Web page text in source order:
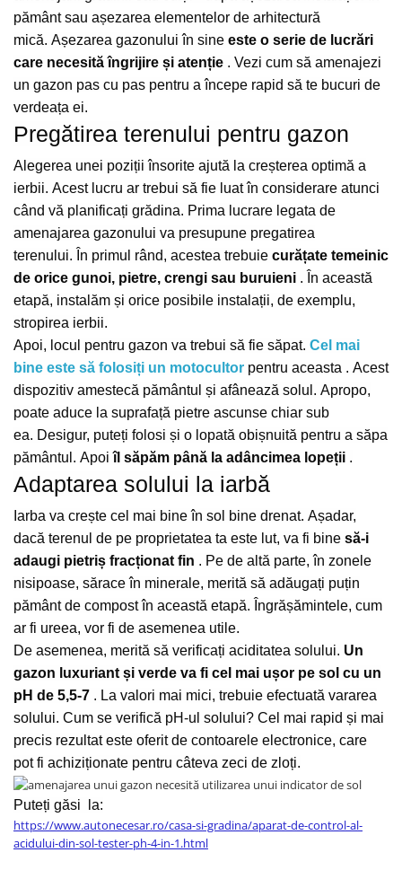
compresoare
Cricuri Auto Hidraulice
Pneumatice si Trapezoidale
Cricuri hidraulice
Cricuri pneumatice
Cricuri trapezoidale
Feon Electric
Generatoare curent
Gresoare
Macarale și vinciuri
Masini de gaurit si Insurubat
Motoare electrice
Pistol de Lipit
Polizoare
Pompe Combustibil
Prelungitoare
Protectia muncii
Scule Pneumatice
Slefuitoare
Suport auto
Suport motocicleta
Surubelnite
Tunuri de caldura si aeroteme
Utilaje constructie
Mixere
Motocositoare si Motosape
Nivela laser
Pistol de vopsit
Pompe
Rotopercutoare si bormasini
Taiat gresie si faianta
Uz intern
Ventilatoare radiatoare
umidificatoare
pământ sau așezarea elementelor de arhitectură
mică. Așezarea gazonului în sine este o serie de lucrări
care necesită îngrijire și atenție . Vezi cum să amenajezi
un gazon pas cu pas pentru a începe rapid să te bucuri de
verdeața ei.
Pregătirea terenului pentru gazon
Alegerea unei poziții însorite ajută la creșterea optimă a
ierbii. Acest lucru ar trebui să fie luat în considerare atunci
când vă planificați grădina. Prima lucrare legata de
amenajarea gazonului va presupune pregatirea
terenului. În primul rând, acestea trebuie curățate temeinic
de orice gunoi, pietre, crengi sau buruieni . În această
etapă, instalăm și orice posibile instalații, de exemplu,
stropirea ierbii.
Apoi, locul pentru gazon va trebui să fie săpat. Cel mai
bine este să folosiți un motocultor pentru aceasta . Acest
dispozitiv amestecă pământul și afânează solul. Apropo,
poate aduce la suprafață pietre ascunse chiar sub
ea. Desigur, puteți folosi și o lopată obișnuită pentru a săpa
pământul. Apoiîl săpăm până la adâncimea lopeții .
Adaptarea solului la iarbă
Iarba va crește cel mai bine în sol bine drenat. Așadar,
dacă terenul de pe proprietatea ta este lut, va fi bine să-i
adaugi pietriș fracționat fin . Pe de altă parte, în zonele
nisipoase, sărace în minerale, merită să adăugați puțin
pământ de compost în această etapă. Îngrășămintele, cum
ar fi ureea, vor fi de asemenea utile.
De asemenea, merită să verificați aciditatea solului. Un
gazon luxuriant și verde va fi cel mai ușor pe sol cu ​​un
pH de 5,5-7 . La valori mai mici, trebuie efectuată vararea
solului. Cum se verifică pH-ul solului? Cel mai rapid și mai
precis rezultat este oferit de contoarele electronice, care
pot fi achiziționate pentru câteva zeci de zloți.
Puteți găsi la:
https://www.autonecesar.ro/casa-si-gradina/aparat-de-control-al-
acidului-din-sol-tester-ph-4-in-1.html